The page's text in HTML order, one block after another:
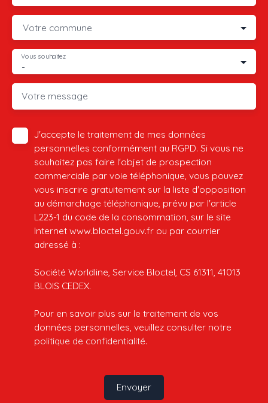
Votre commune
-
Vous souhaitez
Votre message
J'accepte le traitement de mes données
personnelles conformément au RGPD. Si vous ne
souhaitez pas faire l'objet de prospection
commerciale par voie téléphonique, vous pouvez
vous inscrire gratuitement sur la liste d'opposition
au démarchage téléphonique, prévu par l'article
L223-1 du code de la consommation, sur le site
Internet www.bloctel.gouv.fr ou par courrier
adressé à :
Société Worldline, Service Bloctel, CS 61311, 41013
BLOIS CEDEX.
Pour en savoir plus sur le traitement de vos
données personnelles, veuillez consulter notre
politique de confidentialité.
Envoyer